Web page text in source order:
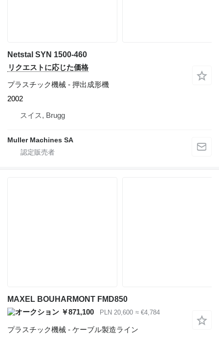
Netstal SYN 1500-460
リクエストに応じた価格
プラスチック機械 - 押出成形機
2002
スイス, Brugg
Muller Machines SA
MAXEL BOUHARMONT FMD850
￥871,100
PLN 20,600 ≈ €4,784
プラスチック機械 - ケーブル製造ライン